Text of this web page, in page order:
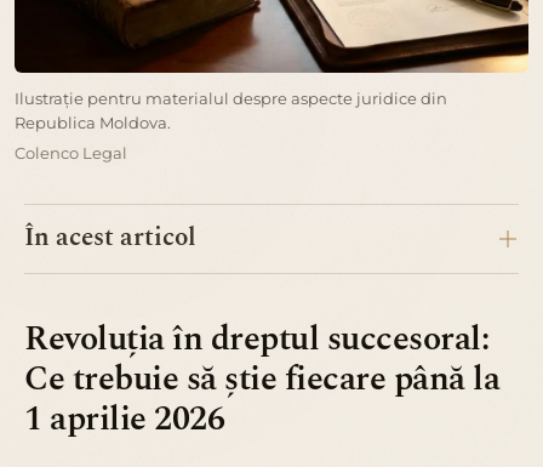
Ilustrație pentru materialul despre aspecte juridice din
Republica Moldova.
Colenco Legal
În acest articol
Revoluția în dreptul succesoral:
Ce trebuie să știe fiecare până la
1 aprilie 2026